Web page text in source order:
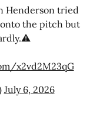
Henderson tried
the pitch but
x2vd2M23qG
July 6, 2026